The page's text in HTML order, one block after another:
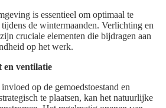
is essentieel om optimaal te
de wintermaanden. Verlichting en
cruciale elementen die bijdragen aan
op het werk.
en ventilatie
op de gemoedstoestand en
te plaatsen, kan het natuurlijke